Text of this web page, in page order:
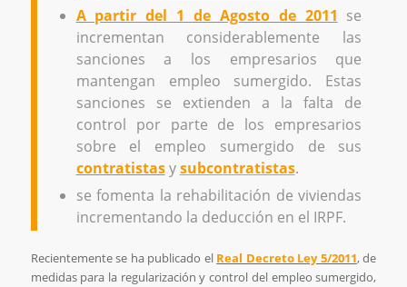
A partir del 1 de Agosto de 2011 se
incrementan considerablemente las
sanciones a los empresarios que
mantengan empleo sumergido. Estas
sanciones se extienden a la falta de
control por parte de los empresarios
sobre el empleo sumergido de sus
contratistasysubcontratistas.
se fomenta la rehabilitación de viviendas
incrementando la deducción en el IRPF.
Recientemente se ha publicado el Real Decreto Ley 5/2011, de
medidas para la regularización y control del empleo sumergido,